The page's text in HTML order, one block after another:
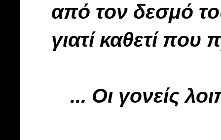
από τον δεσμό
γιατί καθετί
... Οι γονείς